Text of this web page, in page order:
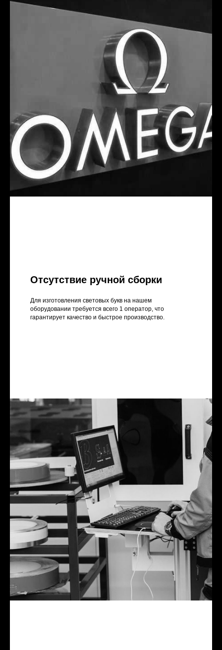
Отсутствие ручной сборки
Для изготовления световых букв на нашем
оборудовании требуется всего 1 оператор, что
гарантирует качество и быстрое производство.